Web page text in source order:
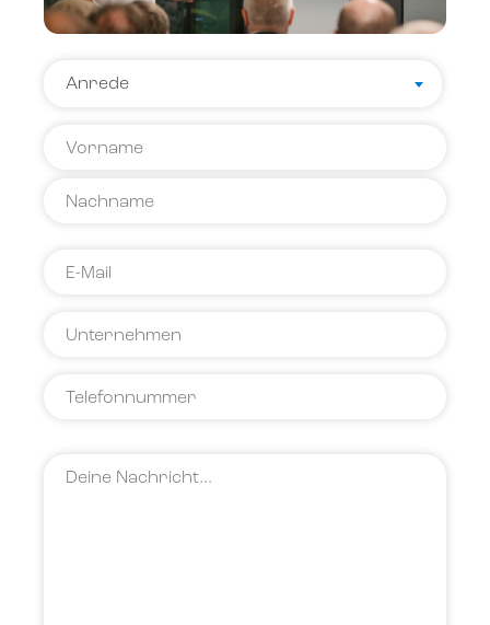
Name
Anrede
Anrede
Vorname
Unternehmen
Telefonnummer
Deine